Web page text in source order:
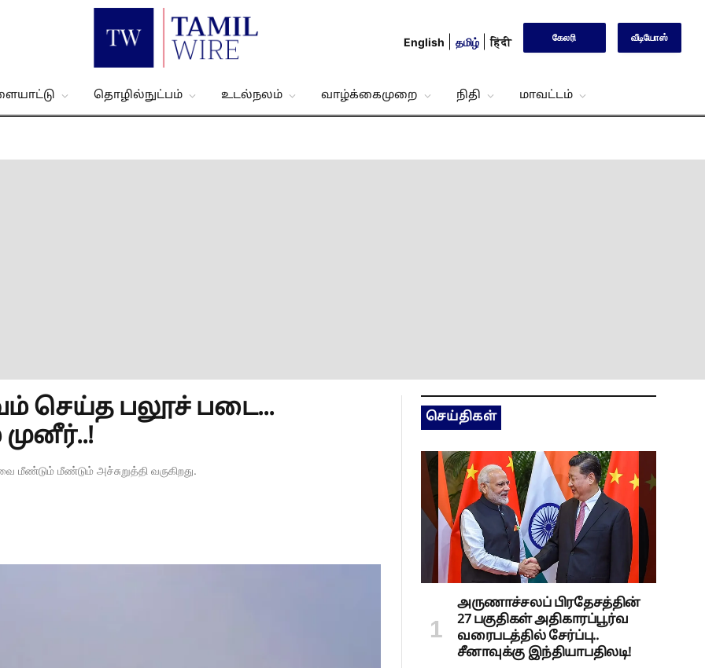
English தமிழ் हिंदी கேலரி வீடியோஸ்
தொழில்நுட்பம் உடல்நலம் வாழ்க்கைமுறை நிதி மாவட்டம்
செய்த பலூச் படை...
மீண்டும் மீண்டும் அச்சுறுத்தி வருகிறது.
செய்திகள்
அருணாச்சலப் பிரதேசத்தின்
27 பகுதிகள் அதிகாரப்பூர்வ
வரைபடத்தில் சேர்ப்பு..
சீனாவுக்கு இந்தியாபதிலடி!